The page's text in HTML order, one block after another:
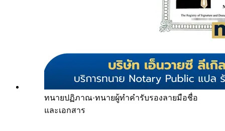
ทนายปฏิภาณ·ทนายผู้ทำคำรับรองลายมือชื่อ
และเอกสาร